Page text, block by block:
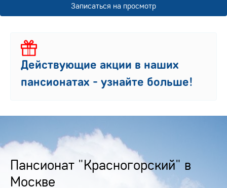
Записаться на просмотр
Действующие акции в наших
пансионатах - узнайте больше!
Пансионат "Красногорский" в
Москве